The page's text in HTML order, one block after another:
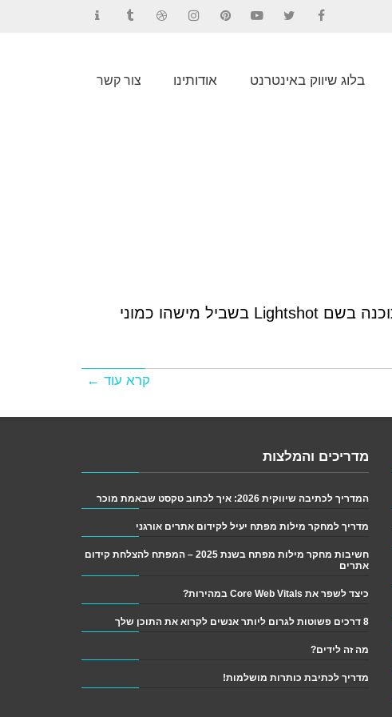
בלוג שיווק באינטרנט אודותינו צור קשר
קרדיט : צילום מסך מתוך אתר prntscr ניווט מהיר איך עושים צילום מסך במחשב בעזרת תוכנה בשם Lightshot בשביל מישהו כמוני
קרא עוד ←
מדריכים והמלצות
המדריך לכתיבה שיווקית 2026: איך לכתוב טקסט שבאמת מוכר
מדריך למחקר מילות מפתח יעיל לקידום אתרים אורגני
חשיבות מחקר מילות מפתח בשנת 2025 – המפתח להצלחת קידום
אתרים
כיצד לשפר את Core Web Vitals במהירות?
8 דרכים פשוטות לגרום ליותר אנשים לקרוא את התוכן שלך
מה זה לידים?
מדריך לכתיבת כותרות מושלמות!